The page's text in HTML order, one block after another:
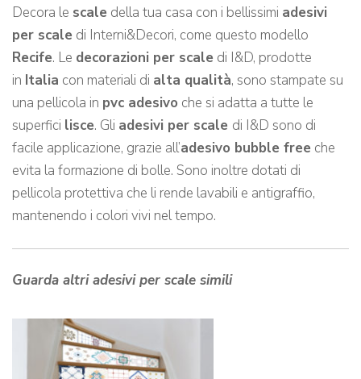
Decora le scale della tua casa con i bellissimi adesivi
per scale di Interni&Decori, come questo modello
Recife. Le decorazioni per scale di I&D, prodotte
in Italia con materiali di alta qualità, sono stampate su
una pellicola in pvc adesivo che si adatta a tutte le
superfici lisce. Gli adesivi per scale di I&D sono di
facile applicazione, grazie all’adesivo bubble free che
evita la formazione di bolle. Sono inoltre dotati di
pellicola protettiva che li rende lavabili e antigraffio,
mantenendo i colori vivi nel tempo.
Guarda altri adesivi per scale simili